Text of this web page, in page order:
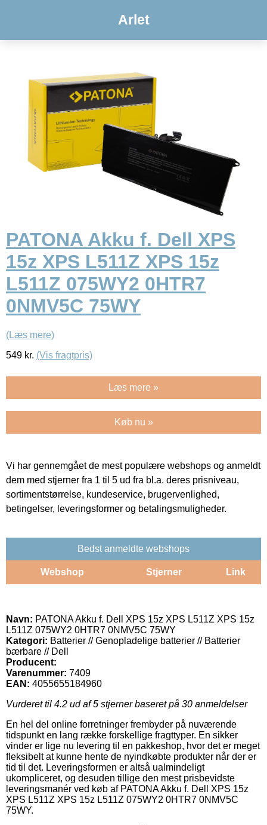
Arlet
PATONA Akku f. Dell XPS
15z XPS L511Z XPS 15z
L511Z 075WY2 0HTR7
0NMV5C 75WY
(Læs mere)
549 kr. (Vis fragtpris)
Læs mere »
Køb nu »
Vi har gennemgået de mest populære webshops og anmeldt
dem med stjerner fra 1 til 5 ud fra bl.a. deres prisniveau,
sortimentstørrelse, kundeservice, brugervenlighed,
betingelser, leveringsformer og betalingsmuligheder.
Bedst anmeldte webshops
Webshop Stjerner Link
Navn: PATONA Akku f. Dell XPS 15z XPS L511Z XPS 15z
L511Z 075WY2 0HTR7 0NMV5C 75WY
Kategori: Batterier // Genopladelige batterier // Batterier
bærbare // Dell
Producent:
Varenummer: 7409
EAN: 4055655184960
Vurderet til 4.2 ud af 5 stjerner baseret på 30 anmeldelser
En hel del online forretninger frembyder på nuværende
tidspunkt en lang række forskellige fragttyper. En sikker
vinder er lige nu levering til en pakkeshop, hvor det er meget
fleksibelt at kunne hente de nyindkøbte produkter når der er
tid til det. Leveringsformen er altså ualmindeligt
ukompliceret, og desuden tillige den mest prisbevidste
leveringsmanér ved køb af PATONA Akku f. Dell XPS 15z
XPS L511Z XPS 15z L511Z 075WY2 0HTR7 0NMV5C
75WY.